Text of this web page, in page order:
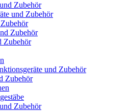
Zubehör
und Zubehör
Zubehör
Zubehör
und Zubehör
Zubehör
Zubehör